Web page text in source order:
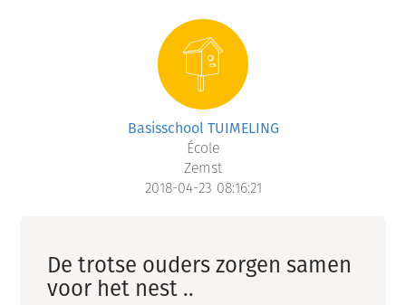
Basisschool TUIMELING
École
Zemst
2018-04-23 08:16:21
De trotse ouders zorgen samen
voor het nest ..